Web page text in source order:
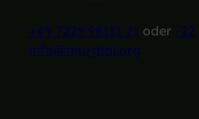
+49 7225 98131 21 oder -22
info@murgtal.org